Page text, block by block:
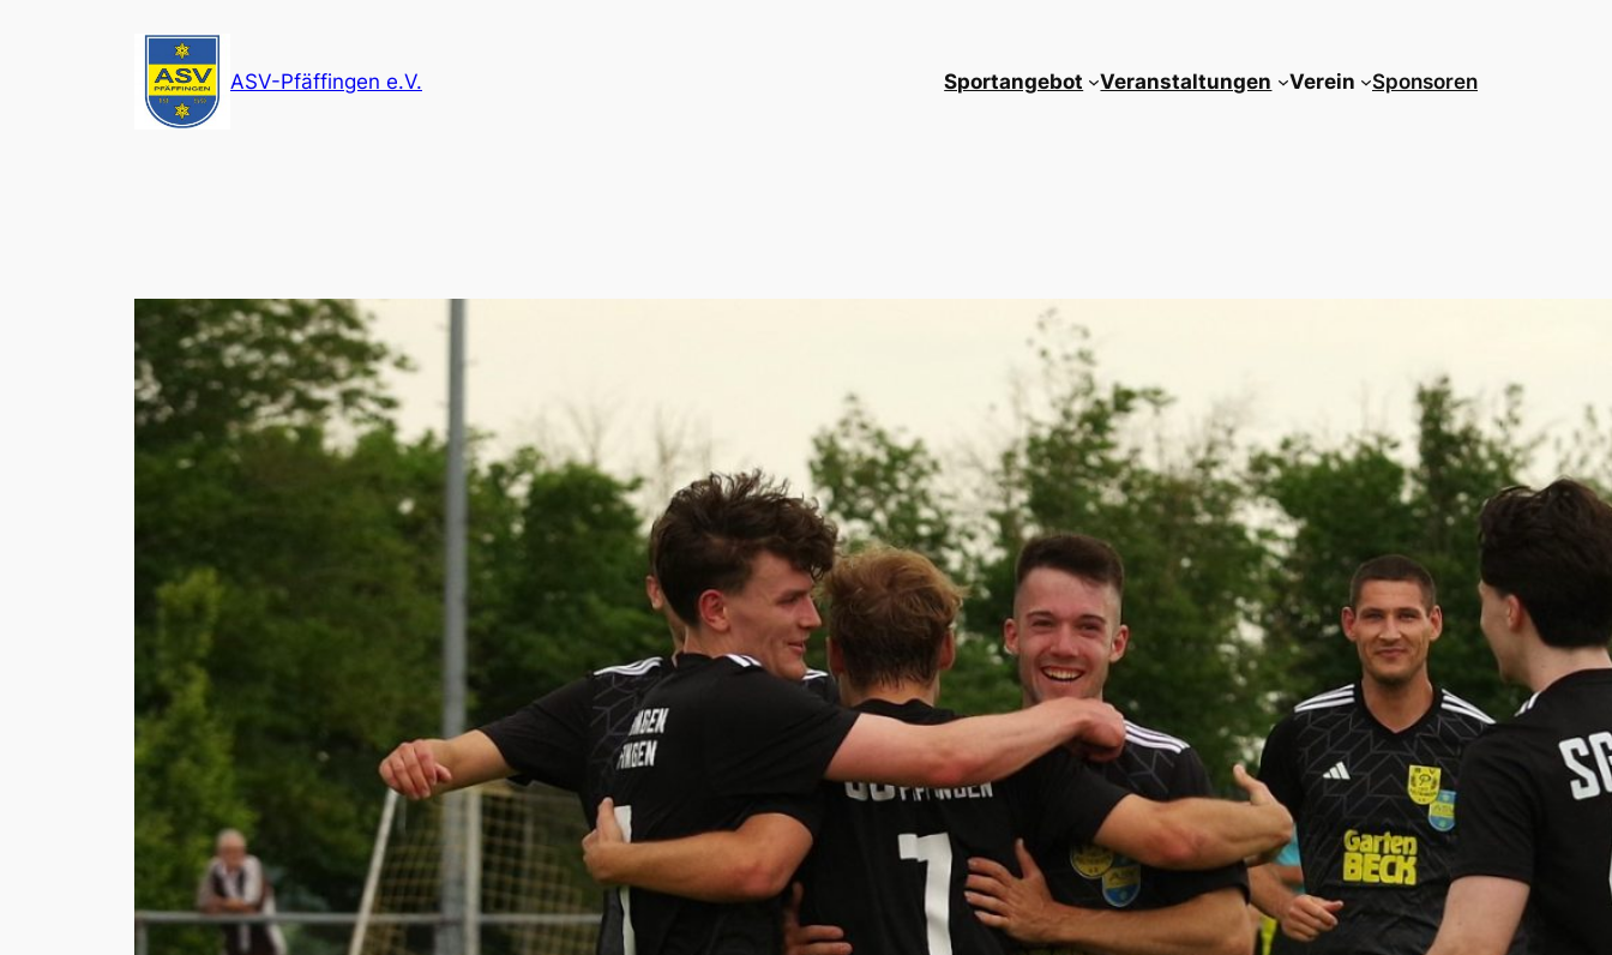
ASV-Pfäffingen e.V. Sportangebot Veranstaltungen Verein Sponsoren